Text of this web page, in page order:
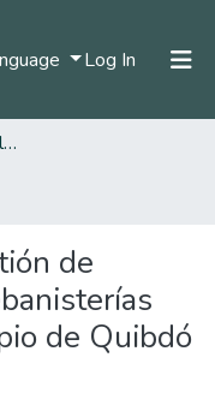
Log In (current)
Statistics
Trabajos de Grado Especializaciones
de
de Quibdó